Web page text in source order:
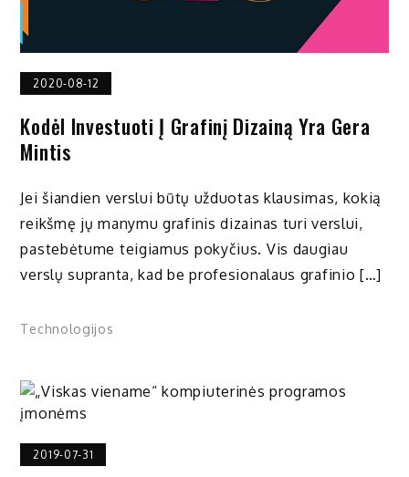
2020-08-12
Kodėl Investuoti Į Grafinį Dizainą Yra Gera
Mintis
Jei šiandien verslui būtų užduotas klausimas, kokią
reikšmę jų manymu grafinis dizainas turi verslui,
pastebėtume teigiamus pokyčius. Vis daugiau
verslų supranta, kad be profesionalaus grafinio […]
Technologijos
2019-07-31